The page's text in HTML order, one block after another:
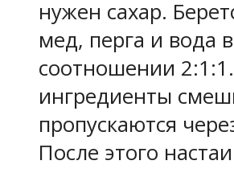
нужен сахар.
мед, перга и вода в
соотношении
ингредиенты
пропускаются
После этого